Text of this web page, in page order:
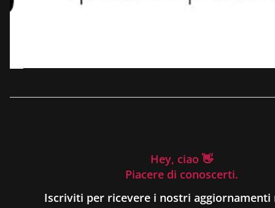
Hey, ciao 👋
Piacere di conoscerti.
Iscriviti per ricevere i nostri aggiornamenti